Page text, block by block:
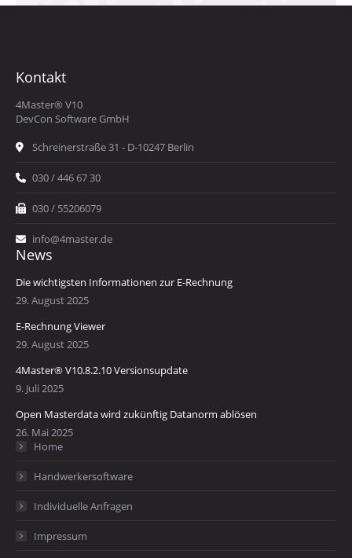
Kontakt
4Master® V10
DevCon Software GmbH
Schreinerstraße 31 - D-10247 Berlin
030 / 446 67 30
030 / 55206079
info@4master.de
News
Die wichtigsten Informationen zur E-Rechnung
29. August 2025
E-Rechnung Viewer
29. August 2025
4Master® V10.8.2.10 Versionsupdate
9. Juli 2025
Open Masterdata wird zukünftig Datanorm ablösen
26. Mai 2025
Home
Handwerkersoftware
Individuelle Anfragen
Impressum